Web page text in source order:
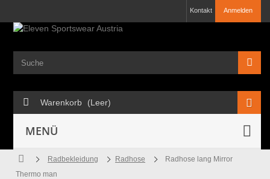
Anmelden
Kontakt
Warenkorb (Leer)
MENÜ
Radbekleidung Radhose
Radhose lang Mirror
Thermo man